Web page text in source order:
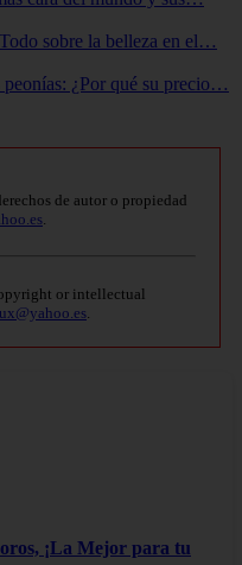
sobre la belleza en el…
peonías: ¿Por qué su precio…
de autor o propiedad
or intellectual
¡La Mejor para tu